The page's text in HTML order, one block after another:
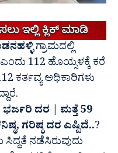
ಗ್ರಾಮದಲ್ಲಿ
112 ಹೊಯ್ಸಳಕ್ಕೆ ಕರೆ
ಕರ್ತವ್ಯ ಅಧಿಕಾರಿಗಳು
ದರ |‌ ಮತ್ತೆ 59
ಗರಿಷ್ಠ ದರ ಎಷ್ಟಿದೆ..?
ಸಿದ್ದತೆ ನಡೆಸಿರುವುದು